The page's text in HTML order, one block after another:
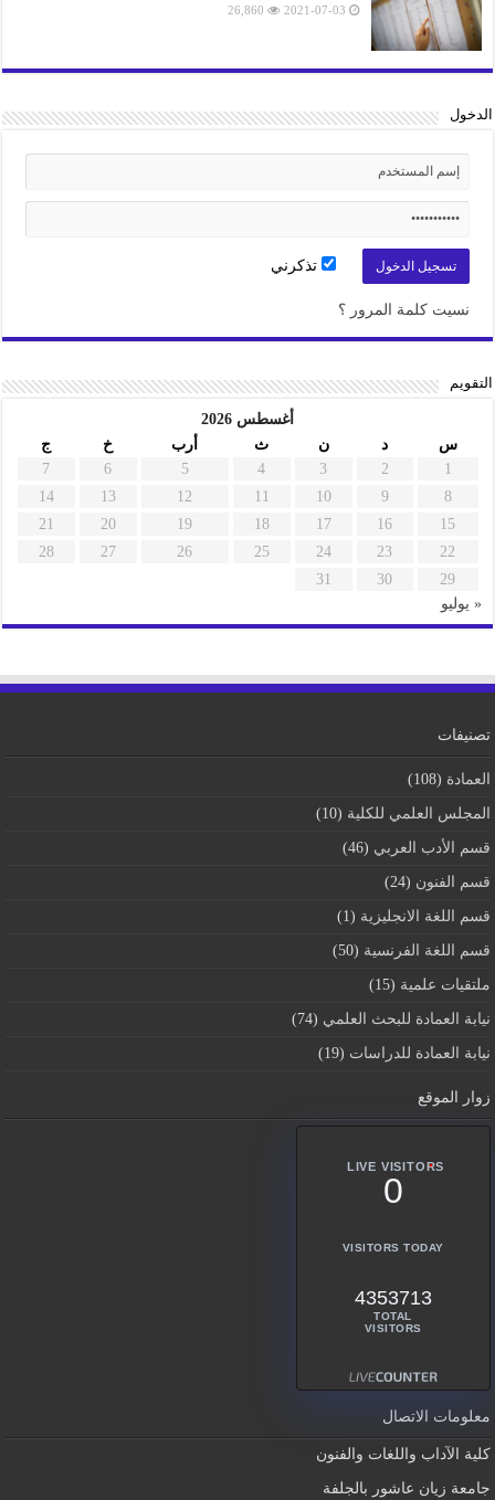
2021-07-03
26,860
الدخول
تذكرني
نسيت كلمة المرور ؟
التقويم
أغسطس 2026
س
د ن ث أرب خ
ج
1
2
3
4
5
6
7
8
9
10
11
12
13
14
15
16
17
18
19
20
21
22
23
24
25
26
27
28
29
30
31
« يوليو
تصنيفات
العمادة (108)
المجلس العلمي للكلية (10)
قسم اﻷدب العربي (46)
قسم الفنون (24)
قسم اللغة الانجليزية (1)
قسم اللغة الفرنسية (50)
ملتقيات علمية (15)
نيابة العمادة للبحث العلمي (74)
نيابة العمادة للدراسات (19)
زوار الموقع
LIVE VISITORS
0
VISITORS TODAY
4353713
TOTAL
VISITORS
معلومات الاتصال
كلية الآداب واللغات والفنون
جامعة زيان عاشور بالجلفة